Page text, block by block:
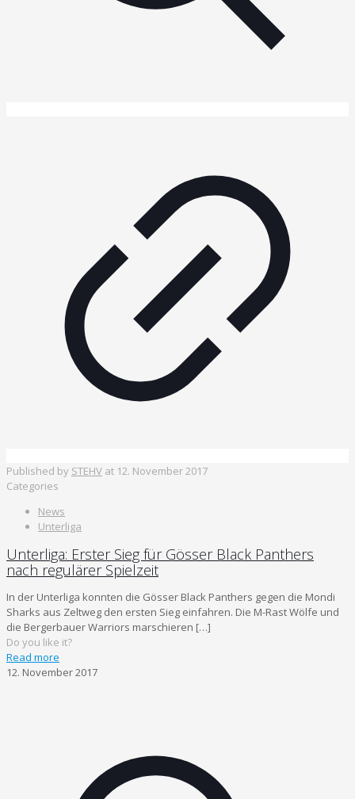
Published by STEHV at 12. November 2017
Categories
News
Unterliga
Unterliga: Erster Sieg für Gösser Black Panthers
nach regulärer Spielzeit
In der Unterliga konnten die Gösser Black Panthers gegen die Mondi
Sharks aus Zeltweg den ersten Sieg einfahren. Die M-Rast Wölfe und
die Bergerbauer Warriors marschieren […]
Do you like it?
Read more
12. November 2017